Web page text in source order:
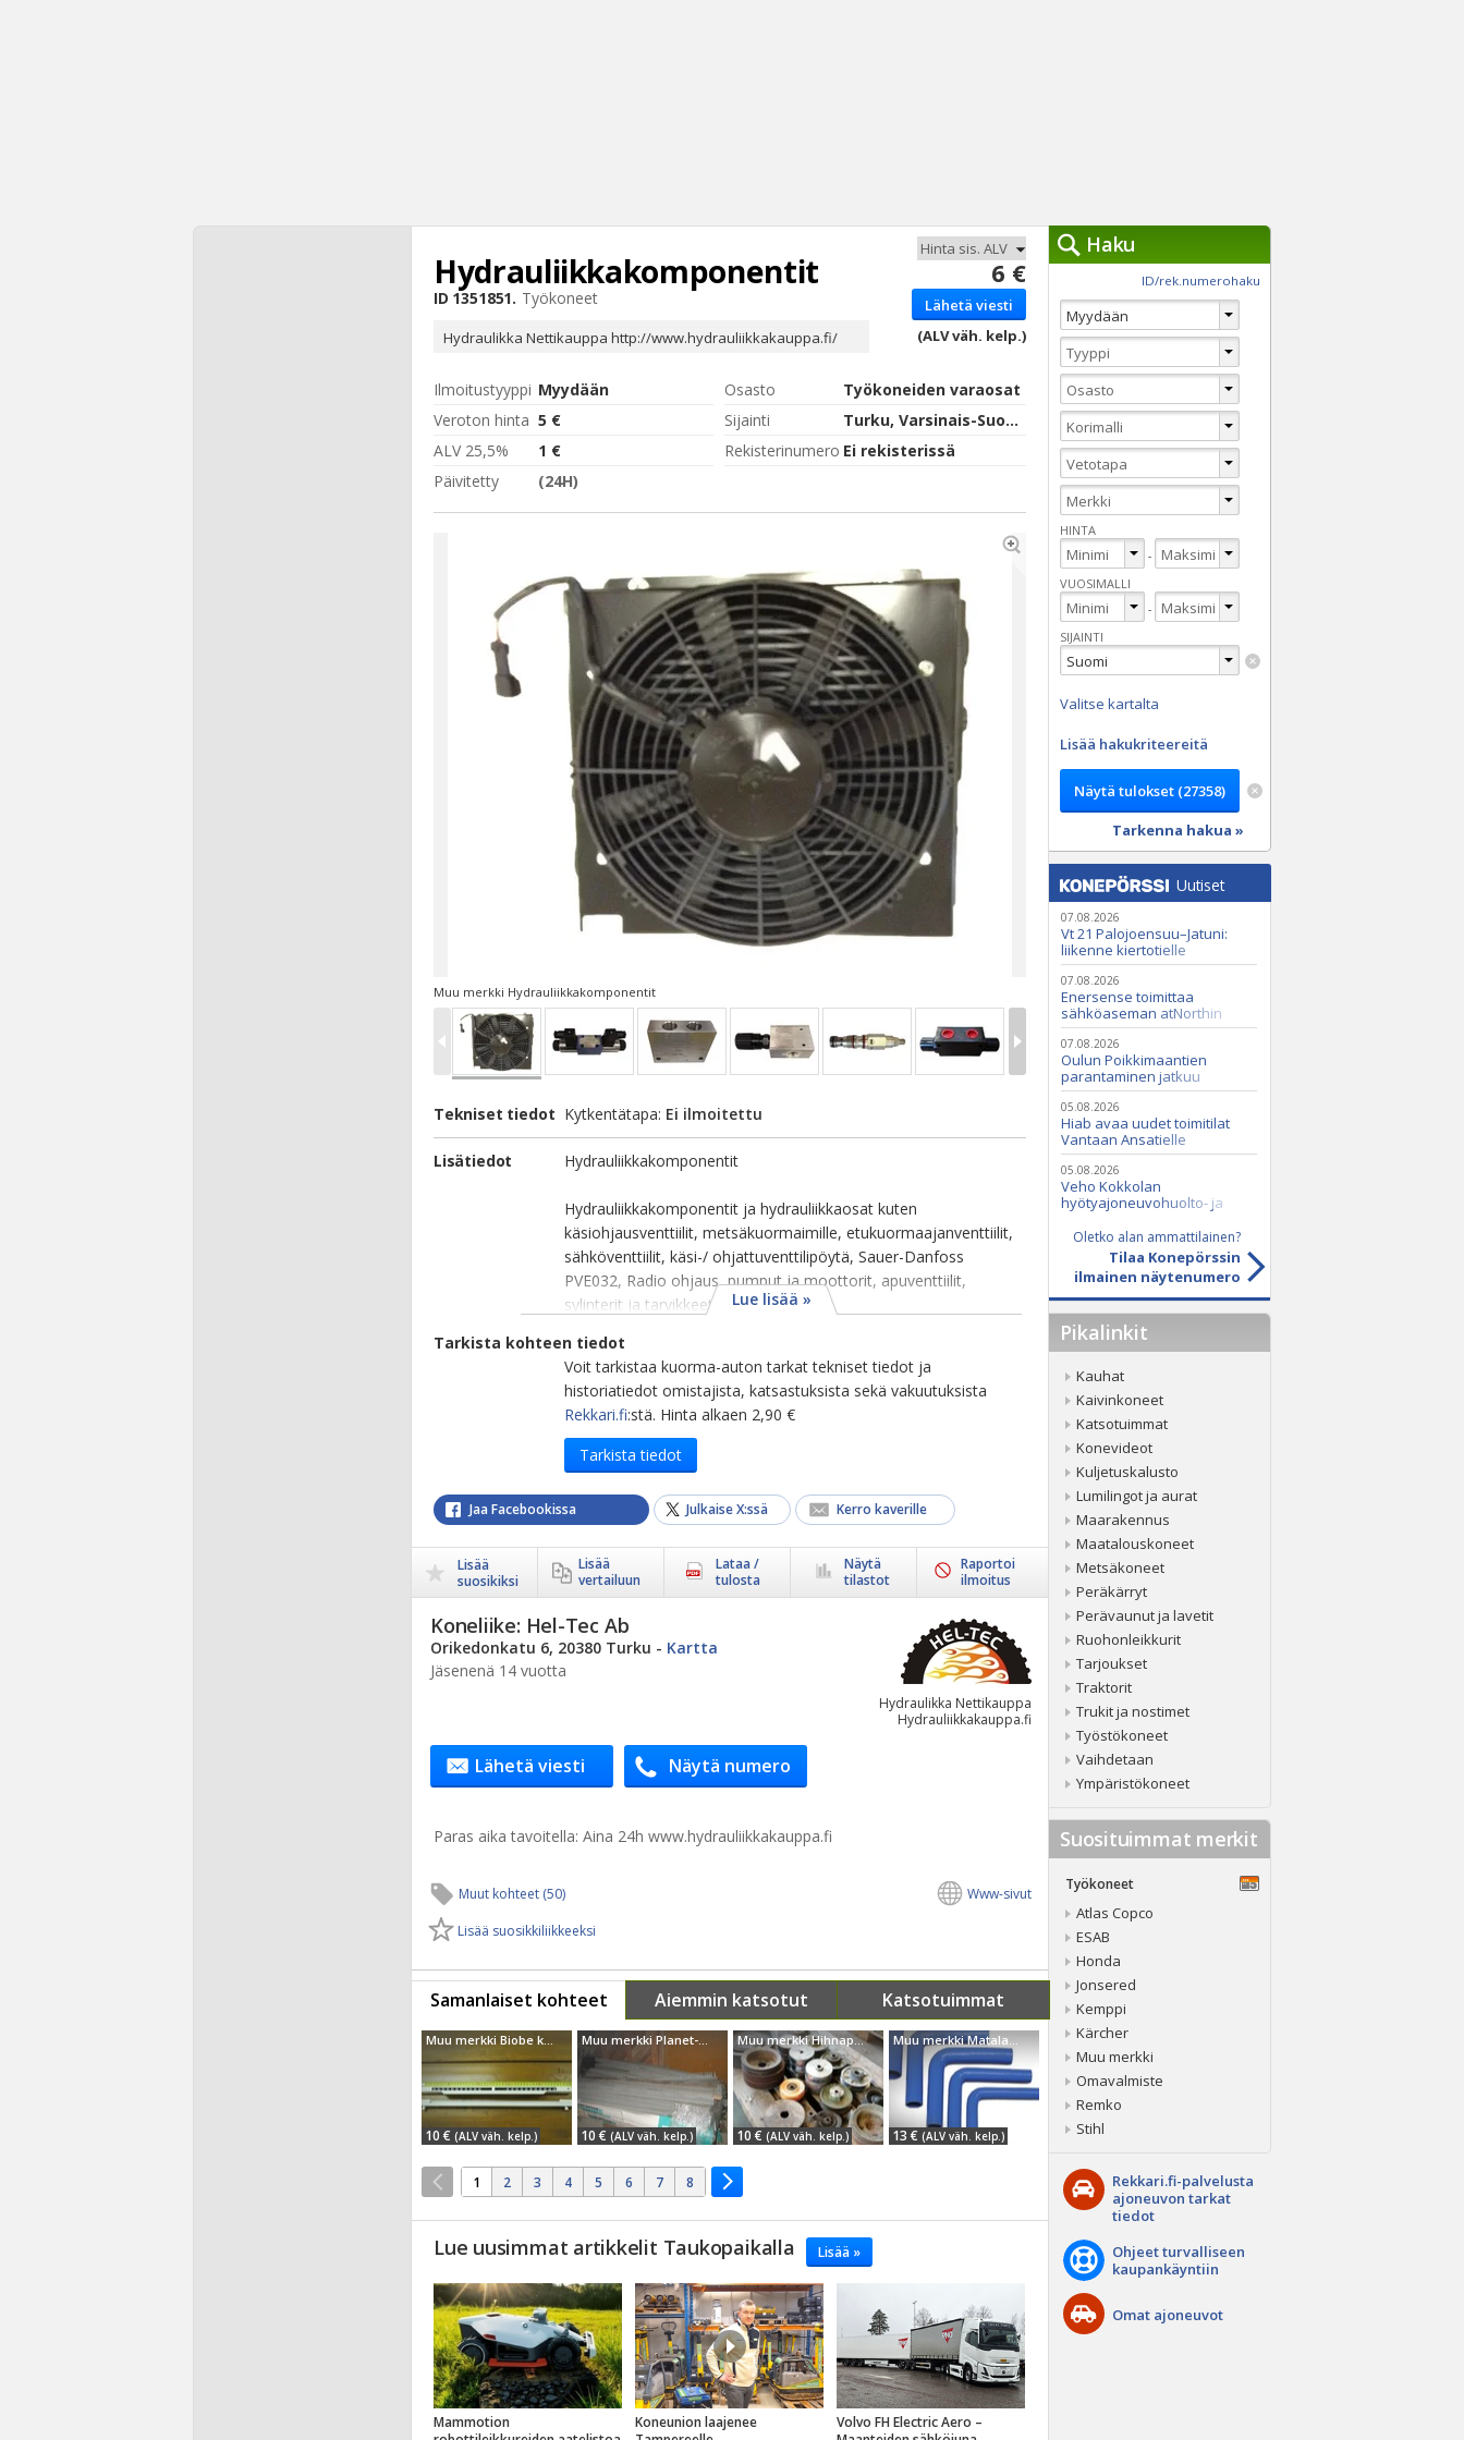
6 €
Lähetä viesti
(ALV väh. kelp.)
Hydrauliikkakomponentit
ID 1351851. Työkoneet
Hydraulikka Nettikauppa http://www.hydrauliikkakauppa.fi/
Ilmoitustyyppi Myydään Osasto
Työkoneiden varaosat
Veroton hinta 5 € Sijainti
Turku, Varsinais-Suomi
ALV 25,5%
1 € Rekisterinumero Ei rekisterissä
Päivitetty
(24H)
Muu merkki Hydrauliikkakomponentit
Tekniset tiedot Kytkentätapa: Ei ilmoitettu
Lisätiedot Hydrauliikkakomponentit
Hydrauliikkakomponentit ja hydrauliikkaosat kuten
käsiohjausventtiilit, metsäkuormaimille, etukuormaajanventtiilit,
sähköventtiilit, käsi-/ ohjattuventtilipöytä, Sauer-Danfoss
PVE032, Radio ohjaus, pumput ja moottorit, apuventtiilit,
sylinterit ja tarvikkeet, asennus...
Lue lisää »
Tarkista kohteen tiedot
Voit tarkistaa kuorma-auton tarkat tekniset tiedot ja
historiatiedot omistajista, katsastuksista sekä vakuutuksista
Rekkari.fi:stä. Hinta alkaen 2,90 €
Tarkista tiedot
Jaa Facebookissa Julkaise X:ssä Kerro kaverille
Lisää
suosikiksi
Lisää
vertailuun
Lataa /
tulosta
Näytä
tilastot
Raportoi
ilmoitus
Hydraulikka Nettikauppa
Hydrauliikkakauppa.fi
Koneliike: Hel-Tec Ab
Orikedonkatu 6, 20380 Turku - Kartta
Jäsenenä 14 vuotta
Lähetä viesti Näytä numero
Paras aika tavoitella: Aina 24h www.hydrauliikkakauppa.fi
Muut kohteet (50)
Lisää suosikkiliikkeeksi
Www-sivut
Samanlaiset kohteet Aiemmin katsotut Katsotuimmat
Muu merkki Biobe korvausilmaventt...
10 € (ALV väh. kelp.)
Muu merkki Planet-Wattohm kaapelikouru
10 € (ALV väh. kelp.)
Muu merkki Hihnapyöriä
10 € (ALV väh. kelp.)
Muu merkki Matalapaineletku...
13 € (ALV väh. kelp.)
1 2 3 4 5 6 7 8
Lue uusimmat artikkelit Taukopaikalla Lisää »
Mammotion
Koneunion laajenee
Volvo FH Electric Aero –
Haku
Hakutyökalut »
Tyhjennä haut
ID/rek.numerohaku
HINTA
-
VUOSIMALLI
-
SIJAINTI
Valitse kartalta
Lisää hakukriteereitä
Tarkenna hakua »
Uutiset
07.08.2026
Vt 21 Palojoensuu–Jatuni:
liikenne kiertotielle
Nunasjoen silloilla
07.08.2026
Enersense toimittaa
sähköaseman atNorthin
datakeskukseen
07.08.2026
Oulun Poikkimaantien
parantaminen jatkuu
05.08.2026
Hiab avaa uudet toimitilat
Vantaan Ansatielle
05.08.2026
Veho Kokkolan
hyötyajoneuvohuolto- ja
Oy:lle lokakuussa
Oletko alan ammattilainen?
Tilaa Konepörssin
ilmainen näytenumero
Pikalinkit
Kauhat
Kaivinkoneet
Katsotuimmat
Konevideot
Kuljetuskalusto
Lumilingot ja aurat
Maarakennus
Maatalouskoneet
Metsäkoneet
Peräkärryt
Perävaunut ja lavetit
Ruohonleikkurit
Tarjoukset
Traktorit
Trukit ja nostimet
Työstökoneet
Vaihdetaan
Ympäristökoneet
Suosituimmat merkit
Työkoneet
Atlas Copco
ESAB
Honda
Jonsered
Kemppi
Kärcher
Muu merkki
Omavalmiste
Remko
Stihl
Rekkari.fi-palvelusta
ajoneuvon tarkat
tiedot
Ohjeet turvalliseen
kaupankäyntiin
Omat ajoneuvot